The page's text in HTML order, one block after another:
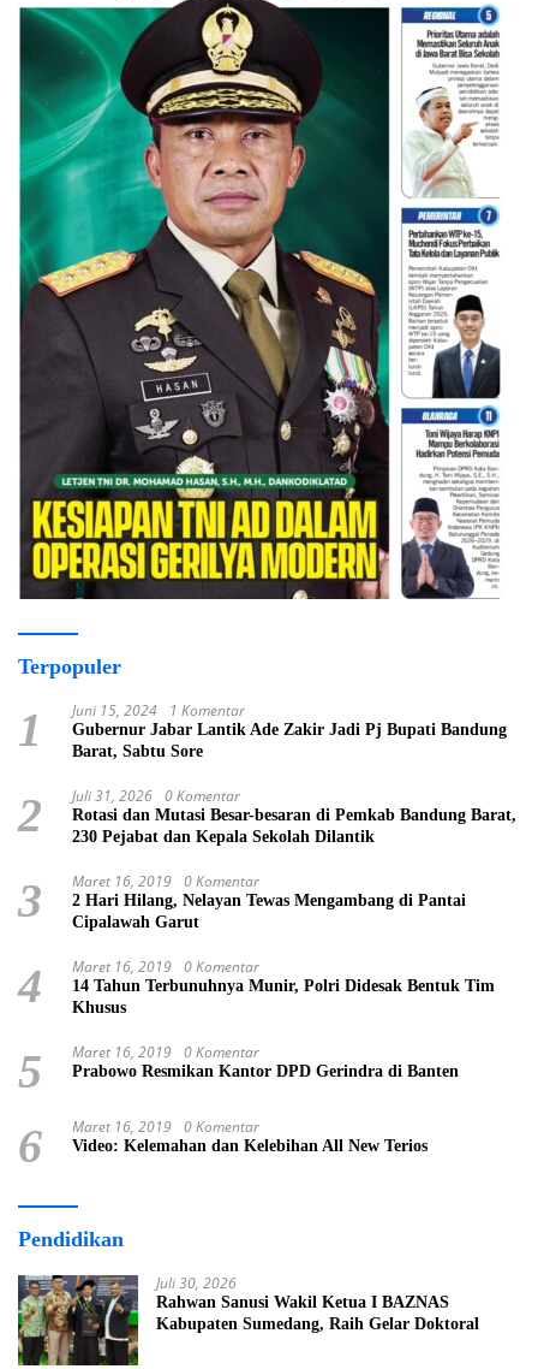
Terpopuler
1 Juni 15, 2024 1 Komentar
Gubernur Jabar Lantik Ade Zakir Jadi Pj Bupati Bandung
Barat, Sabtu Sore
2 Juli 31, 2026 0 Komentar
Rotasi dan Mutasi Besar-besaran di Pemkab Bandung Barat,
230 Pejabat dan Kepala Sekolah Dilantik
3 Maret 16, 2019 0 Komentar
2 Hari Hilang, Nelayan Tewas Mengambang di Pantai
Cipalawah Garut
4 Maret 16, 2019 0 Komentar
14 Tahun Terbunuhnya Munir, Polri Didesak Bentuk Tim
Khusus
5 Maret 16, 2019 0 Komentar
Prabowo Resmikan Kantor DPD Gerindra di Banten
6 Maret 16, 2019 0 Komentar
Video: Kelemahan dan Kelebihan All New Terios
Pendidikan
Juli 30, 2026
Rahwan Sanusi Wakil Ketua I BAZNAS
Kabupaten Sumedang, Raih Gelar Doktoral